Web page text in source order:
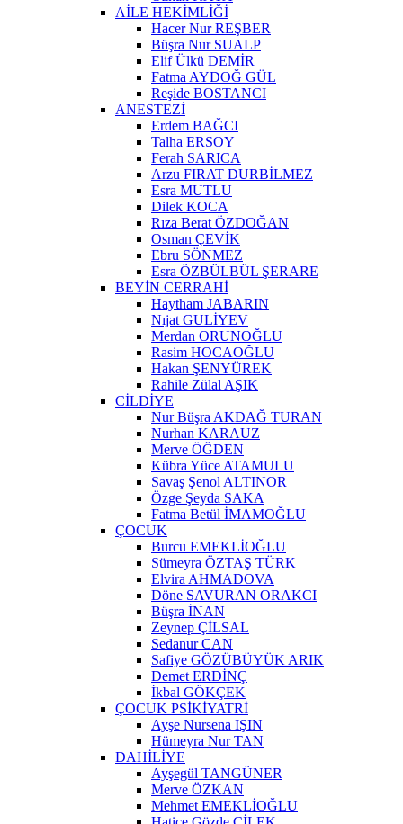
AİLE HEKİMLİĞİ
Hacer Nur REŞBER
Büşra Nur SUALP
Elif Ülkü DEMİR
Fatma AYDOĞ GÜL
Reşide BOSTANCI
ANESTEZİ
Erdem BAĞCI
Talha ERSOY
Ferah SARICA
Arzu FIRAT DURBİLMEZ
Esra MUTLU
Dilek KOCA
Rıza Berat ÖZDOĞAN
Osman ÇEVİK
Ebru SÖNMEZ
Esra ÖZBÜLBÜL ŞERARE
BEYİN CERRAHİ
Haytham JABARIN
Nıjat GULİYEV
Merdan ORUNOĞLU
Rasim HOCAOĞLU
Hakan ŞENYÜREK
Rahile Zülal AŞIK
CİLDİYE
Nur Büşra AKDAĞ TURAN
Nurhan KARAUZ
Merve ÖĞDEN
Kübra Yüce ATAMULU
Savaş Şenol ALTINOR
Özge Şeyda SAKA
Fatma Betül İMAMOĞLU
ÇOCUK
Burcu EMEKLİOĞLU
Sümeyra ÖZTAŞ TÜRK
Elvira AHMADOVA
Döne SAVURAN ORAKCI
Büşra İNAN
Zeynep ÇİLSAL
Sedanur CAN
Safiye GÖZÜBÜYÜK ARIK
Demet ERDİNÇ
İkbal GÖKÇEK
ÇOCUK PSİKİYATRİ
Ayşe Nursena IŞIN
Hümeyra Nur TAN
DAHİLİYE
Ayşegül TANGÜNER
Merve ÖZKAN
Mehmet EMEKLİOĞLU